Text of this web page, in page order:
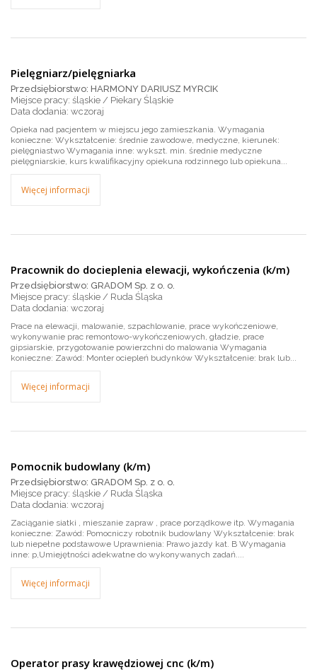
Pielęgniarz/pielęgniarka
Przedsiębiorstwo: HARMONY DARIUSZ MYRCIK
Miejsce pracy: śląskie / Piekary Śląskie
wczoraj
Opieka nad pacjentem w miejscu jego zamieszkania. Wymagania
konieczne: Wykształcenie: średnie zawodowe, medyczne, kierunek:
pielęgniastwo Wymagania inne: wykszt. min. średnie medyczne
pielęgniarskie, kurs kwalifikacyjny opiekuna rodzinnego lub opiekuna...
Więcej informacji
Pracownik do docieplenia elewacji, wykończenia (k/m)
Przedsiębiorstwo: GRADOM Sp. z o. o.
Miejsce pracy: śląskie / Ruda Śląska
wczoraj
Prace na elewacji, malowanie, szpachlowanie, prace wykończeniowe,
wykonywanie prac remontowo-wykończeniowych, gładzie, prace
gipsiarskie, przygotowanie powierzchni do malowania Wymagania
konieczne: Zawód: Monter ociepleń budynków Wykształcenie: brak lub...
Więcej informacji
Pomocnik budowlany (k/m)
Przedsiębiorstwo: GRADOM Sp. z o. o.
Miejsce pracy: śląskie / Ruda Śląska
wczoraj
Zaciąganie siatki , mieszanie zapraw , prace porządkowe itp. Wymagania
konieczne: Zawód: Pomocniczy robotnik budowlany Wykształcenie: brak
lub niepełne podstawowe Uprawnienia: Prawo jazdy kat. B Wymagania
inne: p,Umiejętności adekwatne do wykonywanych zadań....
Więcej informacji
Operator prasy krawędziowej cnc (k/m)